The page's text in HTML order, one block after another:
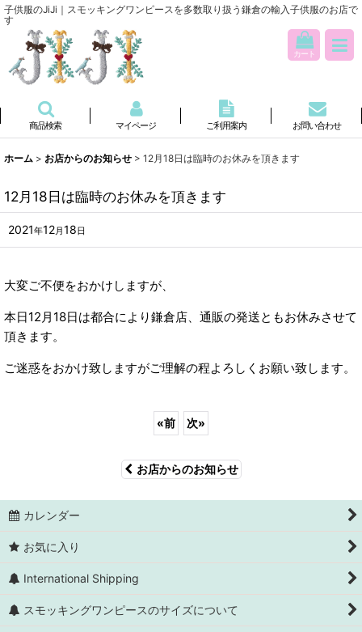
子供服のJiJi｜スモッキングワンピースを多数取り扱う鎌倉の輸入子供服のお店で
す
カート
商品検索 マイページ ご利用案内 お問い合わせ
ホーム > お店からのお知らせ > 12月18日は臨時のお休みを頂きます
12月18日は臨時のお休みを頂きます
2021年12月18日
大変ご不便をおかけしますが、
本日12月18日は都合により鎌倉店、通販の発送ともお休みさせて
頂きます。
ご迷惑をおかけ致しますがご理解の程よろしくお願い致します。
«前 次»
お店からのお知らせ
カレンダー
お気に入り
International Shipping
スモッキングワンピースのサイズについて